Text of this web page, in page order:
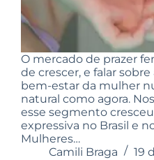
O mercado de prazer
de crescer, e falar
bem-estar da mulher
natural como agora.
esse segmento
expressiva no Brasil e
Mulheres…
Camili Braga
19